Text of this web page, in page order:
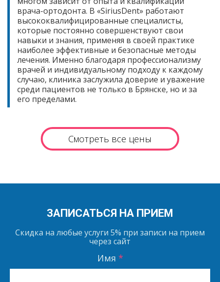
врача-ортодонта. В «SiriusDent» работают
высококвалифицированные специалисты,
которые постоянно совершенствуют свои
навыки и знания, применяя в своей практике
наиболее эффективные и безопасные методы
лечения. Именно благодаря профессионализму
врачей и индивидуальному подходу к каждому
случаю, клиника заслужила доверие и уважение
среди пациентов не только в Брянске, но и за
его пределами.
Смотреть все цены
ЗАПИСАТЬСЯ НА ПРИЕМ
Скидка на любые услуги 5% при записи на прием
через сайт
Имя *